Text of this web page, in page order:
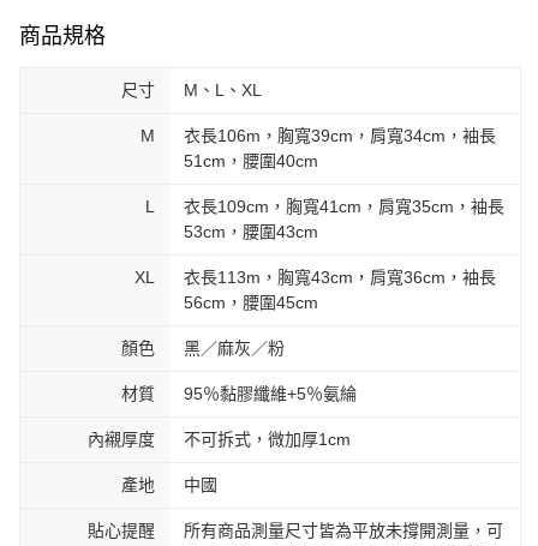
商品規格
尺寸 M、L、XL
M
衣長106m，胸寬39cm，肩寬34cm，袖長
51cm，腰圍40cm
L
衣長109cm，胸寬41cm，肩寬35cm，袖長
53cm，腰圍43cm
XL
衣長113m，胸寬43cm，肩寬36cm，袖長
56cm，腰圍45cm
顏色 黑／麻灰／粉
材質 95％黏膠纖維+5％氨綸
內襯厚度 不可拆式，微加厚1cm
產地 中國
貼心提醒
所有商品測量尺寸皆為平放未撐開測量，可